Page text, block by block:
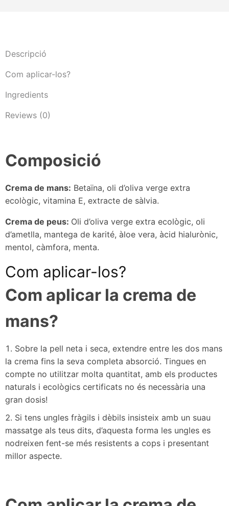
Descripció
Com aplicar-los?
Ingredients
Reviews (0)
Composició
Crema de mans: Betaïna, oli d’oliva verge extra
ecològic, vitamina E, extracte de sàlvia.
Crema de peus: Oli d’oliva verge extra ecològic, oli
d’ametlla, mantega de karité, àloe vera, àcid hialurònic,
mentol, càmfora, menta.
Com aplicar-los?
Com aplicar la crema de
mans?
Sobre la pell neta i seca, extendre entre les dos mans
la crema fins la seva completa absorció. Tingues en
compte no utilitzar molta quantitat, amb els productes
naturals i ecològics certificats no és necessària una
gran dosis!
Si tens ungles fràgils i dèbils insisteix amb un suau
massatge als teus dits, d’aquesta forma les ungles es
nodreixen fent-se més resistents a cops i presentant
millor aspecte.